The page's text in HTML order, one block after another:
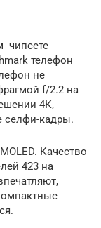
чипсете
телефон
не
f/2.2 на
4К,
селфи-кадры.
Качество
423 на